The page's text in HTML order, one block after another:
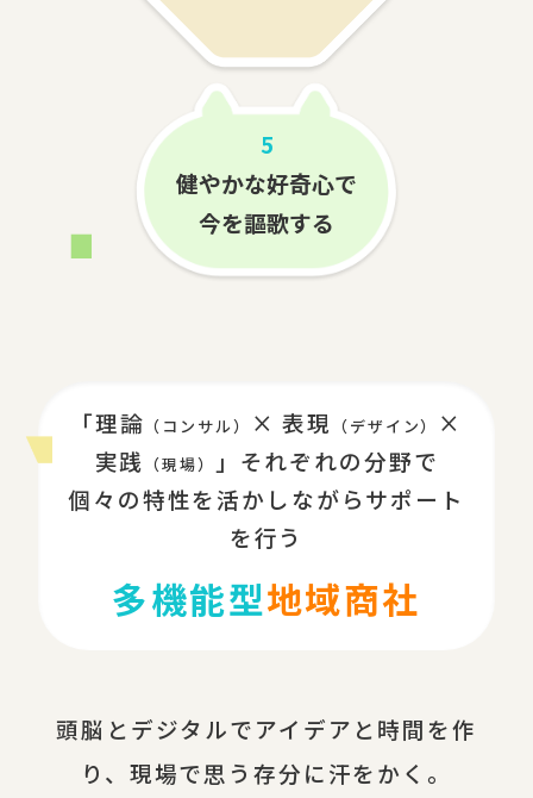
5
健やかな好奇心で
今を謳歌する
「理論 （コンサル） × 表現 （デザイン）
×
実践 （現場）
」それぞれの分野で
個々の特性を活かしながらサポート
を行う
多機能型地域商社
頭脳とデジタルでアイデアと時間を作
り、現場で思う存分に汗をかく。